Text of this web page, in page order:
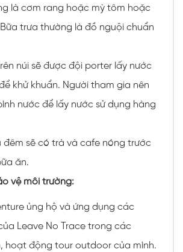
là cơm rang hoặc mỳ tôm hoặc
trưa thường là đồ nguội chuẩn
núi sẽ được đội porter lấy nước
khử khuẩn. Người tham gia nên
nước để lấy nước sử dụng hàng
đêm sẽ có trà và cafe nóng trước
ăn.
vệ môi trường:
ủng hộ và ứng dụng các
Leave No Trace trong các
hoạt động tour outdoor của mình.